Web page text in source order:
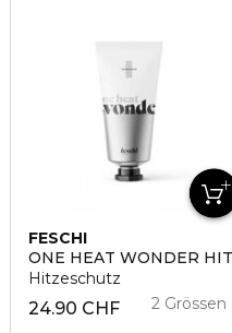
FESCHI
ONE HEAT WONDER
Hitzeschutz
24.90 CHF 2 Grössen